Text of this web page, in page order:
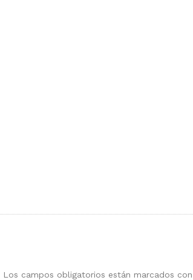
Los campos obligatorios están marcados